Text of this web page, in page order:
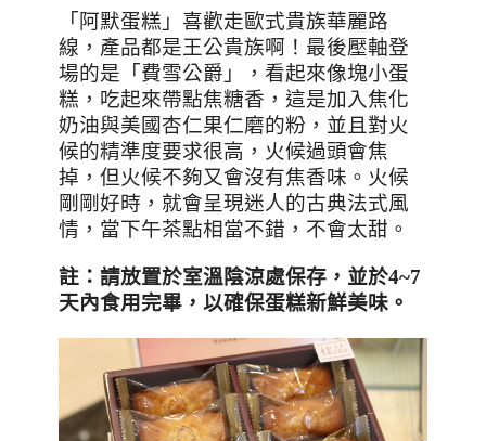
「阿默蛋糕」喜歡走歐式貴族華麗路
線，產品都是王公貴族啊！最後壓軸登
場的是「費雪公爵」，看起來像塊小蛋
糕，吃起來帶點焦糖香，這是加入焦化
奶油與美國杏仁果仁磨的粉，並且對火
候的精準度要求很高，火候過頭會焦
掉，但火候不夠又會沒有焦香味。火候
剛剛好時，就會呈現迷人的古典法式風
情，當下午茶點相當不錯，不會太甜。
註 ： 請放置於室溫陰涼處保存，並於4~7
天內食用完畢，以確保蛋糕新鮮美味。